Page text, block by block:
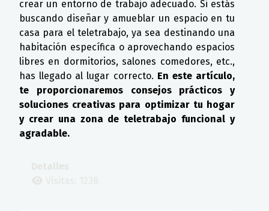
crear un entorno de trabajo adecuado. Si estás
buscando diseñar y amueblar un espacio en tu
casa para el teletrabajo, ya sea destinando una
habitación específica o aprovechando espacios
libres en dormitorios, salones comedores, etc.,
has llegado al lugar correcto. En este artículo,
te proporcionaremos consejos prácticos y
soluciones creativas para optimizar tu hogar
y crear una zona de teletrabajo funcional y
agradable.